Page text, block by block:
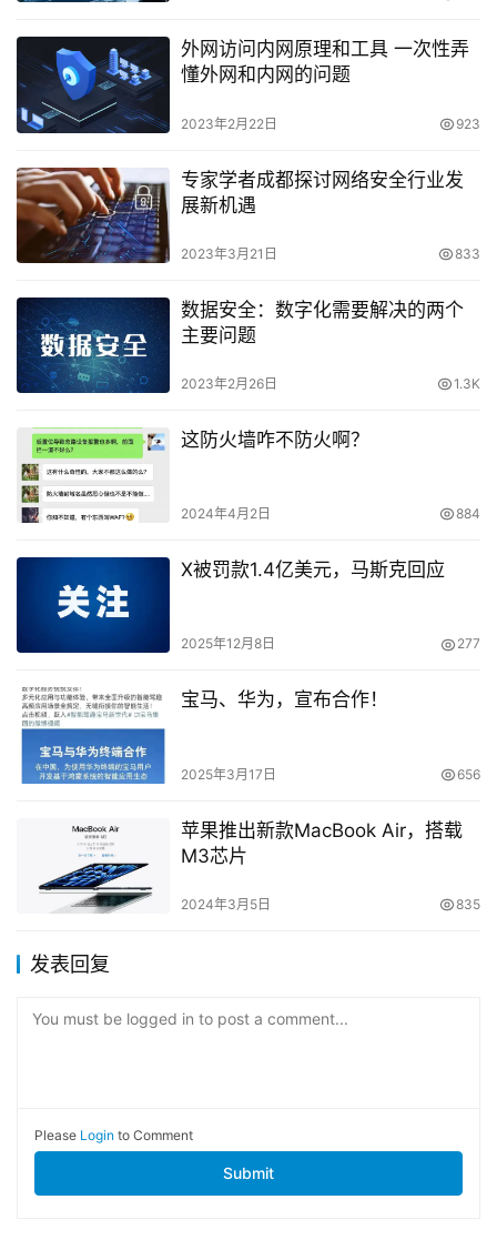
外网访问内网原理和工具 一次性弄
懂外网和内网的问题
2023年2月22日 923
专家学者成都探讨网络安全行业发
展新机遇
2023年3月21日 833
数据安全：数字化需要解决的两个
主要问题
2023年2月26日 1.3K
这防火墙咋不防火啊？
2024年4月2日 884
X被罚款1.4亿美元，马斯克回应
2025年12月8日 277
宝马、华为，宣布合作！
2025年3月17日 656
苹果推出新款MacBook Air，搭载
M3芯片
2024年3月5日 835
发表回复
You must be logged in to post a comment...
Please Login to Comment
Submit